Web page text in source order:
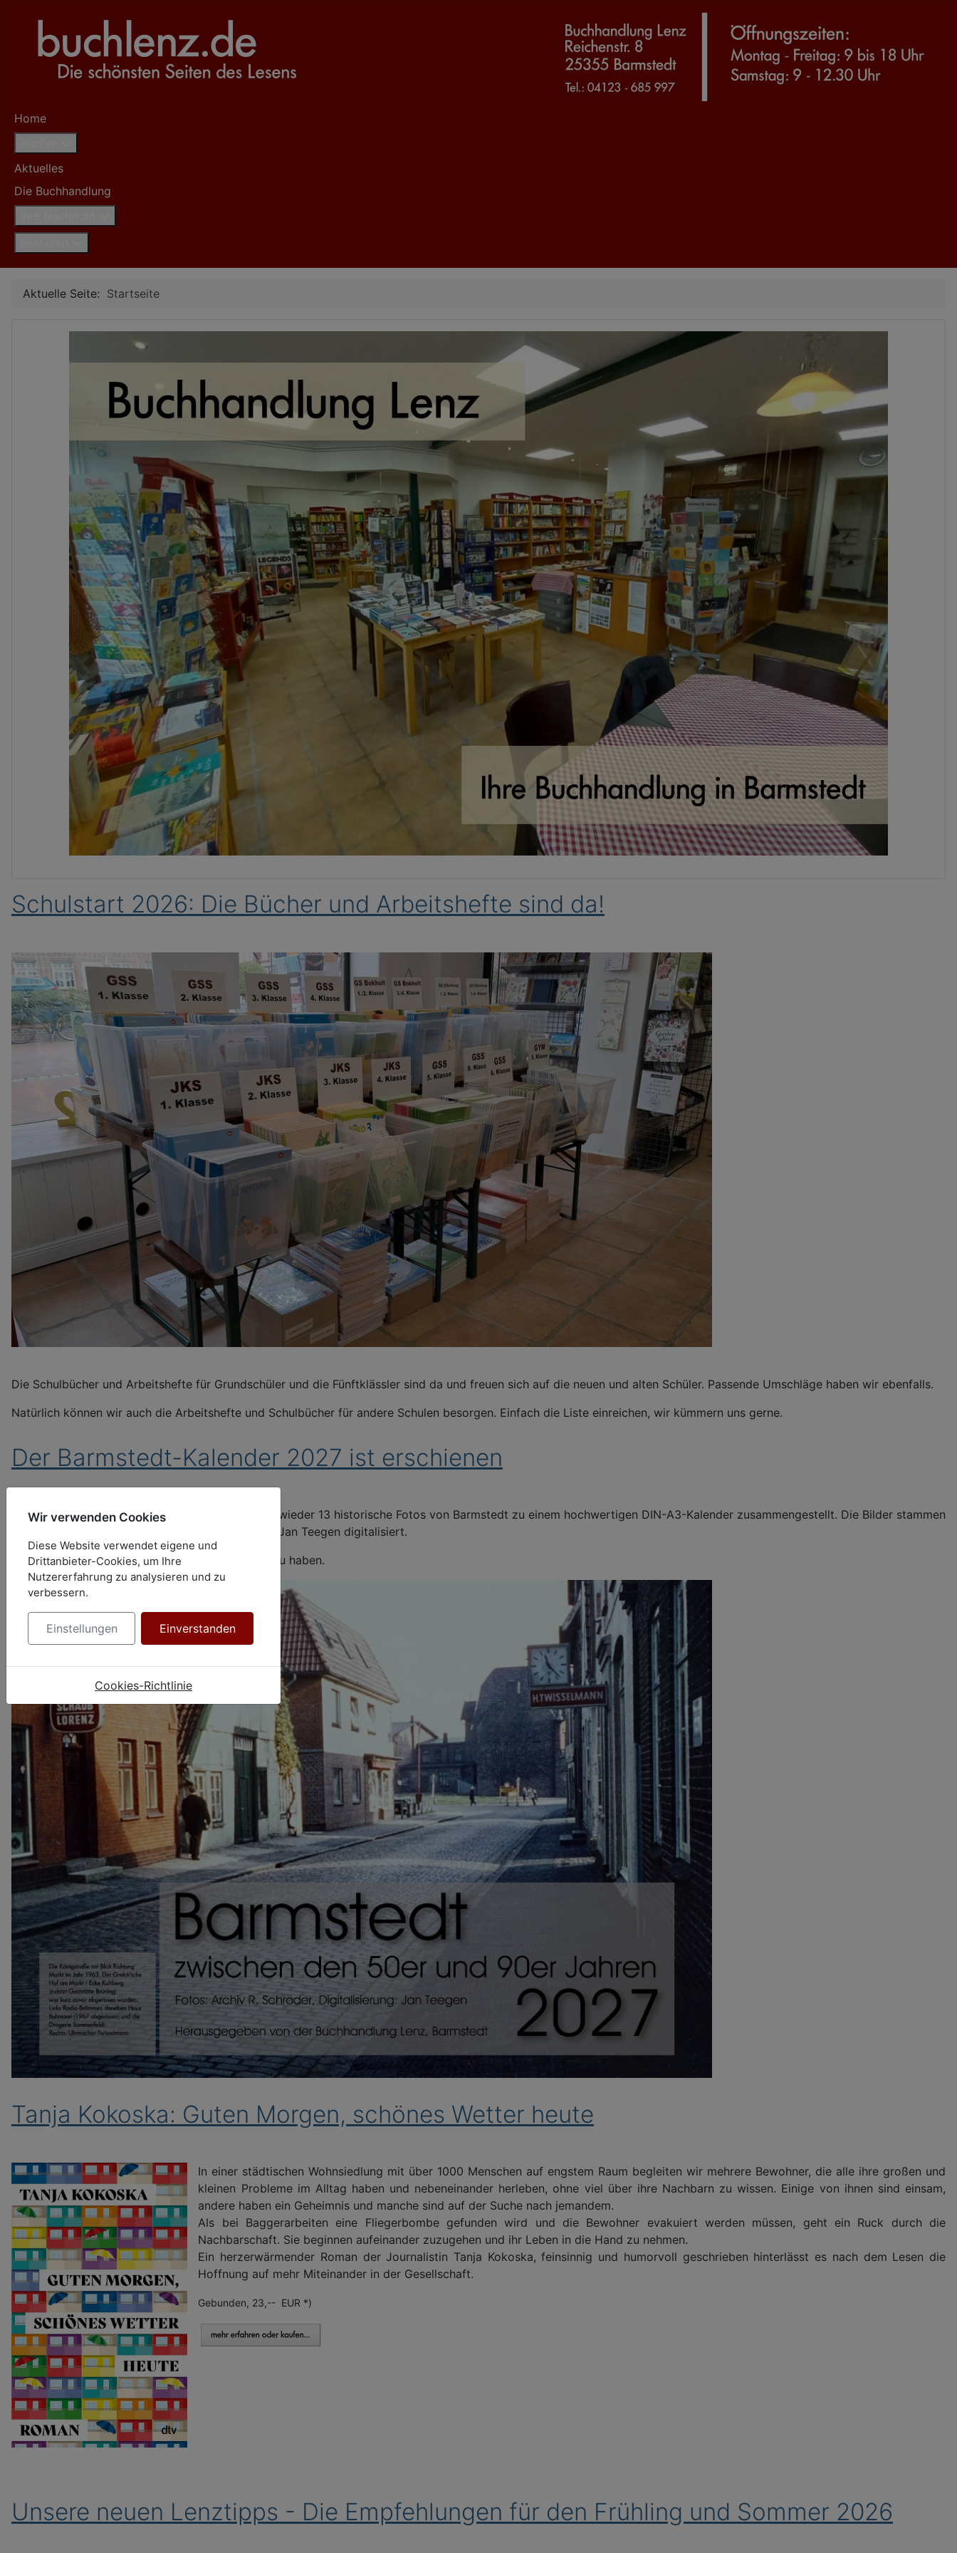
Home
Aktuelles
Die Buchhandlung
Aktuelle Seite: Startseite
Schulstart 2026: Die Bücher und Arbeitshefte sind da!
Die Schulbücher und Arbeitshefte für Grundschüler und die Fünftklässler sind da und freuen sich auf die neuen und alten Schüler. Passende Umschläge haben wir ebenfalls.
Natürlich können wir auch die Arbeitshefte und Schulbücher für andere Schulen besorgen. Einfach die Liste einreichen, wir kümmern uns gerne.
Der Barmstedt-Kalender 2027 ist erschienen
Wie in jedem Jahr haben wir auch in diesem Jahr wieder 13 historische Fotos von Barmstedt zu einem hochwertigen DIN-A3-Kalender zusammengestellt. Die Bilder stammen
aus dem Archiv von R. Schröder und wurden von Jan Teegen digitalisiert.
Der Kalender ist ab sofort für 20,-- EUR bei uns zu haben.
Tanja Kokoska: Guten Morgen, schönes Wetter heute
In einer städtischen Wohnsiedlung mit über 1000 Menschen auf engstem Raum begleiten wir mehrere Bewohner, die alle ihre großen und
kleinen Probleme im Alltag haben und nebeneinander herleben, ohne viel über ihre Nachbarn zu wissen. Einige von ihnen sind einsam,
andere haben ein Geheimnis und manche sind auf der Suche nach jemandem.
Als bei Baggerarbeiten eine Fliegerbombe gefunden wird und die Bewohner evakuiert werden müssen, geht ein Ruck durch die
Nachbarschaft. Sie beginnen aufeinander zuzugehen und ihr Leben in die Hand zu nehmen.
Ein herzerwärmender Roman der Journalistin Tanja Kokoska, feinsinnig und humorvoll geschrieben hinterlässt es nach dem Lesen die
Hoffnung auf mehr Miteinander in der Gesellschaft.
Gebunden, 23,-- EUR *)
Unsere neuen Lenztipps - Die Empfehlungen für den Frühling und Sommer 2026
Wir verwenden Cookies
Diese Website verwendet eigene und
Drittanbieter-Cookies, um Ihre
Nutzererfahrung zu analysieren und zu
verbessern.
Einstellungen Einverstanden
Cookies-Richtlinie